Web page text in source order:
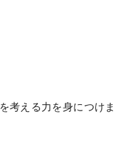
考える力を身につけま